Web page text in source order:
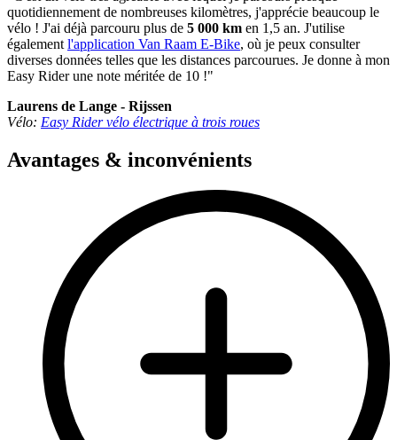
quotidiennement de nombreuses kilomètres, j'apprécie beaucoup le
vélo ! J'ai déjà parcouru plus de 5 000 km en 1,5 an. J'utilise
également l'application Van Raam E-Bike, où je peux consulter
diverses données telles que les distances parcourues. Je donne à mon
Easy Rider une note méritée de 10 !"
Laurens de Lange - Rijssen
Vélo: Easy Rider vélo électrique à trois roues
Avantages & inconvénients